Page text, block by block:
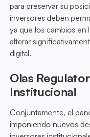
para preservar su
inversores deben
ya que los cambios en
alterar
digital.
Olas
Institucional
Conjuntamente, el
imponiendo nuevos